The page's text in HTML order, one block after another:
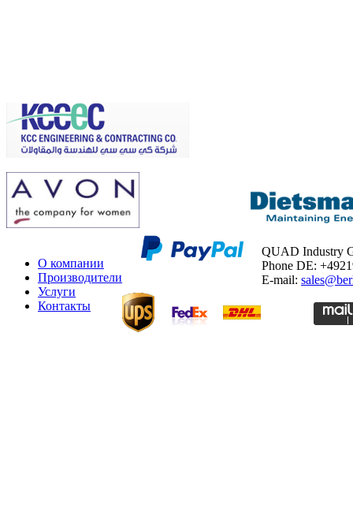
О компании
Производители
Услуги
Контакты
QUAD Industry
Phone DE:
E-mail: